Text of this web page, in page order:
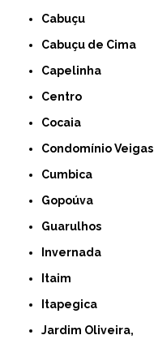
Cabuçu
Cabuçu de Cima
Capelinha
Centro
Cocaia
Condomínio Veigas
Cumbica
Gopoúva
Guarulhos
Invernada
Itaim
Itapegica
Jardim Oliveira,